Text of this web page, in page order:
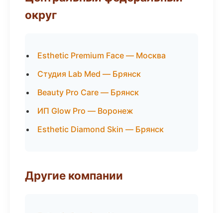
округ
Esthetic Premium Face — Москва
Студия Lab Med — Брянск
Beauty Pro Care — Брянск
ИП Glow Pro — Воронеж
Esthetic Diamond Skin — Брянск
Другие компании